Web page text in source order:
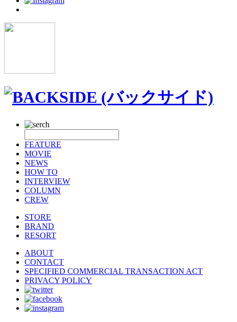
FEATURE
MOVIE
NEWS
HOW TO
INTERVIEW
COLUMN
CREW
STORE
BRAND
RESORT
ABOUT
CONTACT
SPECIFIED COMMERCIAL TRANSACTION ACT
PRIVACY POLICY